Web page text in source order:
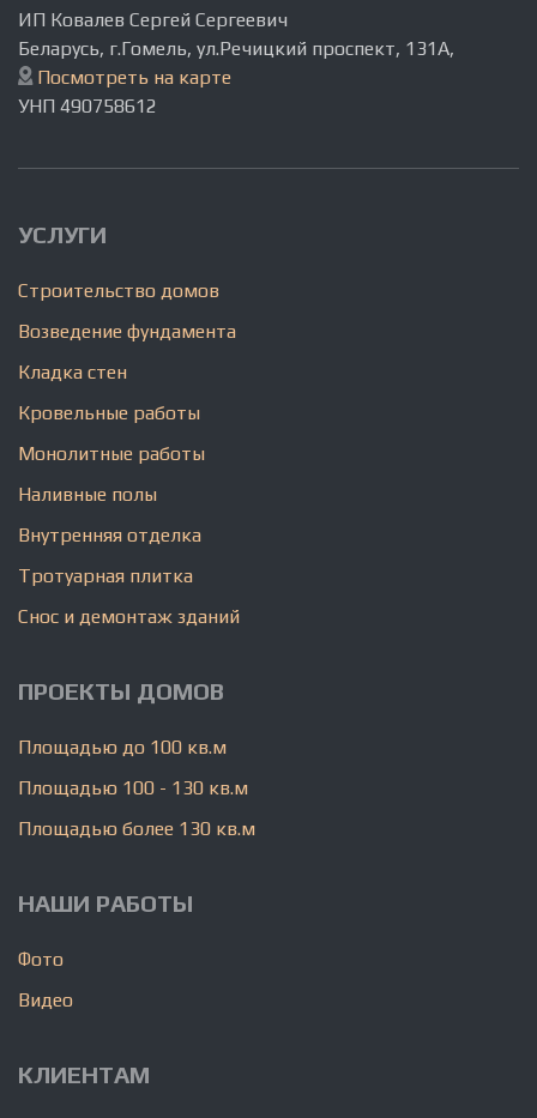
ИП Ковалев Сергей Сергеевич
Беларусь, г.Гомель, ул.Речицкий проспект, 131A,
Посмотреть на карте
УНП 490758612
УСЛУГИ
Строительство домов
Возведение фундамента
Кладка стен
Кровельные работы
Монолитные работы
Наливные полы
Внутренняя отделка
Тротуарная плитка
Снос и демонтаж зданий
ПРОЕКТЫ ДОМОВ
Площадью до 100 кв.м
Площадью 100 - 130 кв.м
Площадью более 130 кв.м
НАШИ РАБОТЫ
Фото
Видео
КЛИЕНТАМ